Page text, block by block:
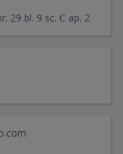
29 bl. 9 sc. C ap. 2